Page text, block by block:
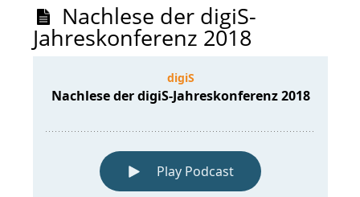
Nachlese der digiS-
Jahreskonferenz 2018